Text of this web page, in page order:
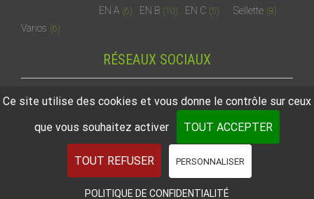
EN A (6) EN B (10) EN C (5) Sellette (8)
Varios (6)
RÉSEAUX SOCIAUX
2026 © Ecole de parapente des Arcs
Ce site utilise des cookies et vous donne le contrôle sur ceux
que vous souhaitez activer
TOUT ACCEPTER
TOUT REFUSER PERSONNALISER
POLITIQUE DE CONFIDENTIALITÉ